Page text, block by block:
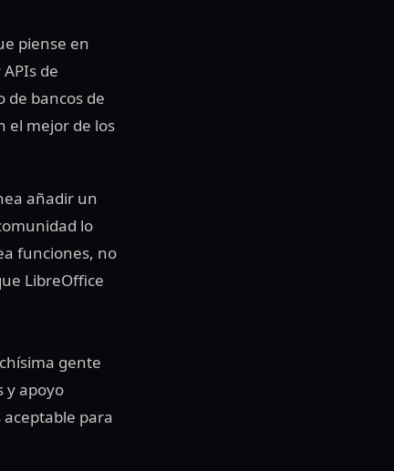
piense en
de
de bancos de
el mejor de los
añadir un
lo
funciones, no
LibreOffice
gente
y apoyo
para